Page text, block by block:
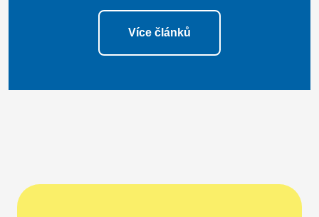
Více článků